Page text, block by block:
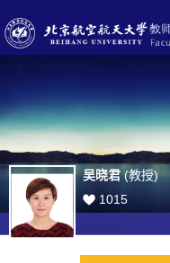
吴晓君(教授)
1015